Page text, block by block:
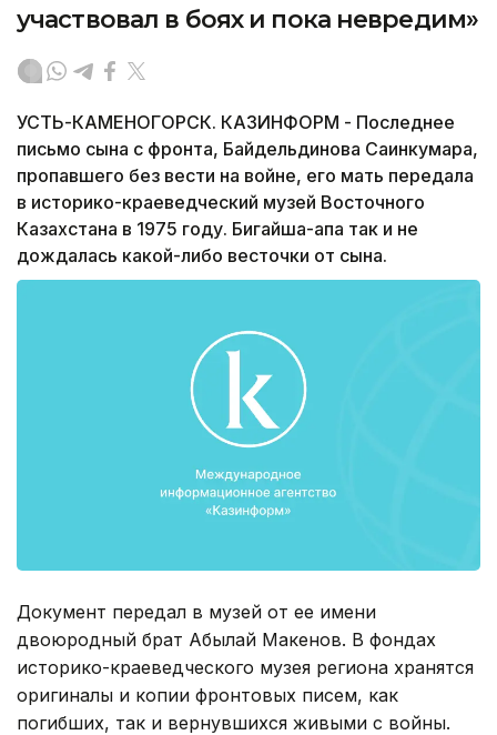
участвовал в боях и пока невредим»
УСТЬ-КАМЕНОГОРСК. КАЗИНФОРМ - Последнее
письмо сына с фронта, Байдельдинова Саинкумара,
пропавшего без вести на войне, его мать передала
в историко-краеведческий музей Восточного
Казахстана в 1975 году. Бигайша-апа так и не
дождалась какой-либо весточки от сына.
Документ передал в музей от ее имени
двоюродный брат Абылай Макенов. В фондах
историко-краеведческого музея региона хранятся
оригиналы и копии фронтовых писем, как
погибших, так и вернувшихся живыми с войны.